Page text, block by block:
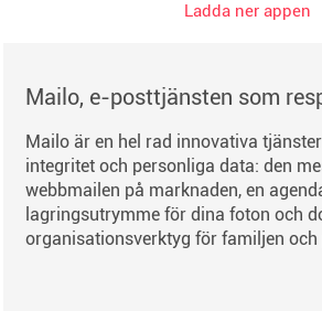
Ladda ner appen
Mailo, e-posttjänsten som
Mailo är en hel rad innovativa
integritet och personliga data: den
webbmailen på marknaden, en
lagringsutrymme för dina foton och
organisationsverktyg för familjen och